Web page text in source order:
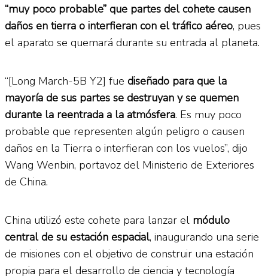
“muy poco probable” que partes del cohete causen
daños en tierra o interfieran con el tráfico aéreo, pues
el aparato se quemará durante su entrada al planeta.
“[Long March-5B Y2] fue diseñado para que la
mayoría de sus partes se destruyan y se quemen
durante la reentrada a la atmósfera. Es muy poco
probable que representen algún peligro o causen
daños en la Tierra o interfieran con los vuelos”, dijo
Wang Wenbin, portavoz del Ministerio de Exteriores
de China.
China utilizó este cohete para lanzar el módulo
central de su estación espacial, inaugurando una serie
de misiones con el objetivo de construir una estación
propia para el desarrollo de ciencia y tecnología